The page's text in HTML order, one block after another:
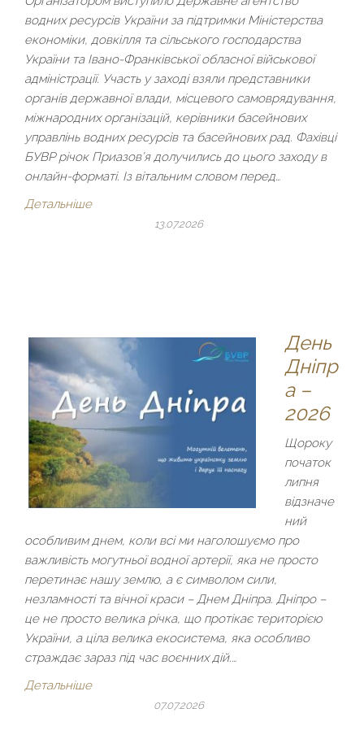
водних ресурсів України за підтримки Міністерства
економіки, довкілля та сільського господарства
України та Івано-Франківської обласної військової
адміністрації. Участь у заході взяли представники
органів державної влади, місцевого самоврядування,
міжнародних організацій, керівники басейнових
управлінь водних ресурсів та басейнових рад. Фахівці
БУВР річок Приазов’я долучились до цього заходу в
онлайн-форматі. Із вітальним словом перед…
Детальніше
13.07.2026
День
Дніпр
а –
2026
Щороку
початок
липня
відзначе
ний
особливим днем, коли всі ми наголошуємо про
важливість могутньої водної артерії, яка не просто
перетинає нашу землю, а є символом сили,
незламності та вічної краси – Днем Дніпра. Дніпро –
це не просто велика річка, що протікає територією
України, а ціла велика екосистема, яка особливо
страждає зараз під час воєнних дій.…
Детальніше
07.07.2026